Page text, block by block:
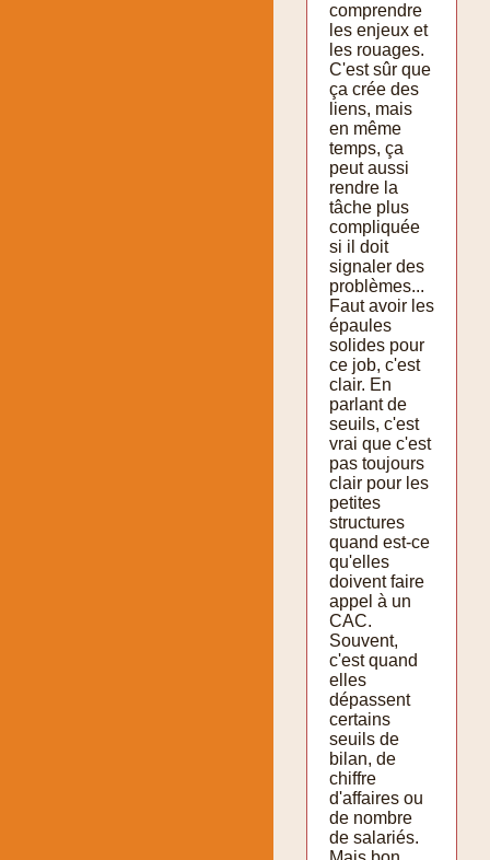
comprendre
les enjeux et
les rouages.
C'est sûr que
ça crée des
liens, mais
en même
temps, ça
peut aussi
rendre la
tâche plus
compliquée
si il doit
signaler des
problèmes...
Faut avoir les
épaules
solides pour
ce job, c'est
clair. En
parlant de
seuils, c'est
vrai que c'est
pas toujours
clair pour les
petites
structures
quand est-ce
qu'elles
doivent faire
appel à un
CAC.
Souvent,
c'est quand
elles
dépassent
certains
seuils de
bilan, de
chiffre
d'affaires ou
de nombre
de salariés.